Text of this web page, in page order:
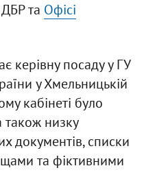
та Офісі
керівну посаду у ГУ
у Хмельницькій
кабінеті було
низку
документів, списки
та фіктивними